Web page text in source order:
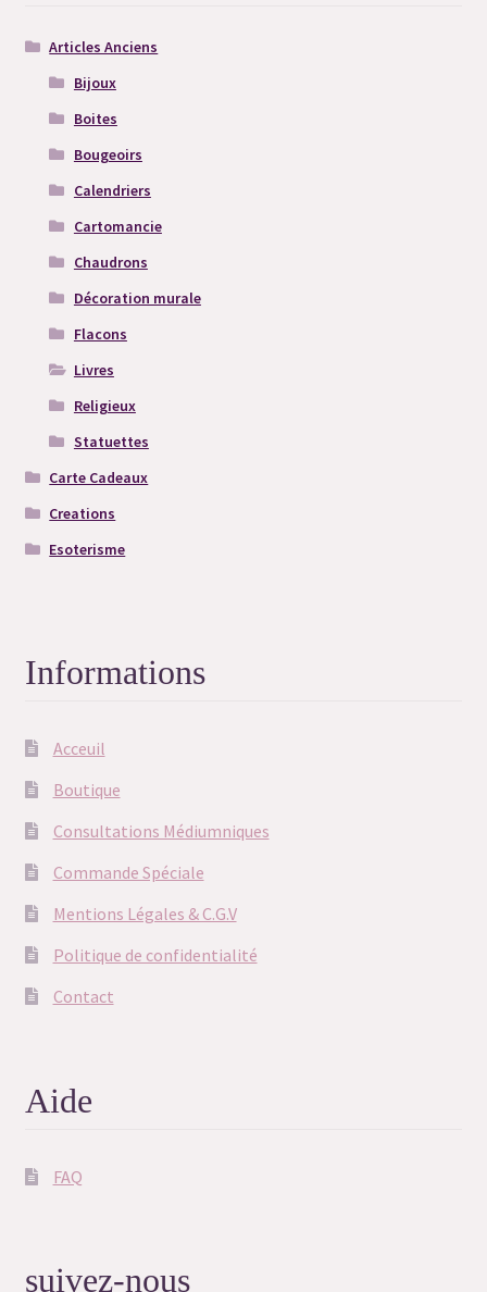
Articles Anciens
Bijoux
Boites
Bougeoirs
Calendriers
Cartomancie
Chaudrons
Décoration murale
Flacons
Livres
Religieux
Statuettes
Carte Cadeaux
Creations
Esoterisme
Informations
Acceuil
Boutique
Consultations Médiumniques
Commande Spéciale
Mentions Légales & C.G.V
Politique de confidentialité
Contact
Aide
FAQ
suivez-nous